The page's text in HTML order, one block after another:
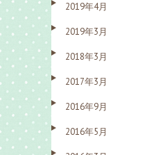
2019年4月
2019年3月
2018年3月
2017年3月
2016年9月
2016年5月